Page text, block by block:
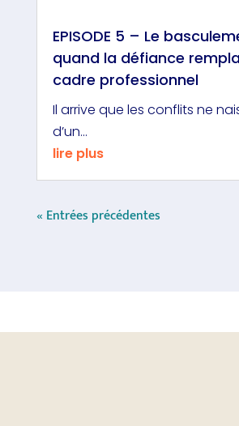
EPISODE 5 – Le
quand la défiance
cadre professionnel
Il arrive que les conflits ne
d’un...
lire plus
« Entrées précédentes